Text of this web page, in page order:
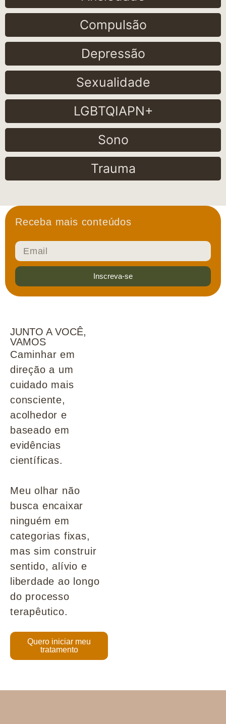
Compulsão
Depressão
Sexualidade
LGBTQIAPN+
Sono
Trauma
Receba mais conteúdos
Inscreva-se
JUNTO A VOCÊ,
VAMOS
Caminhar em
direção a um
cuidado mais
consciente,
acolhedor e
baseado em
evidências
científicas.
Meu olhar não
busca encaixar
ninguém em
categorias fixas,
mas sim construir
sentido, alívio e
liberdade ao longo
do processo
terapêutico.
Quero iniciar meu
tratamento